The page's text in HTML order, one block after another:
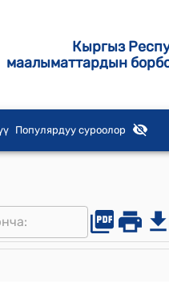
Кыргыз
маалыматтардын
Популярдуу суроолор